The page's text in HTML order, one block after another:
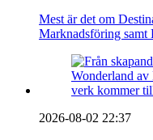
Mest är det om
Marknadsföring samt
2026-08-02 22:37